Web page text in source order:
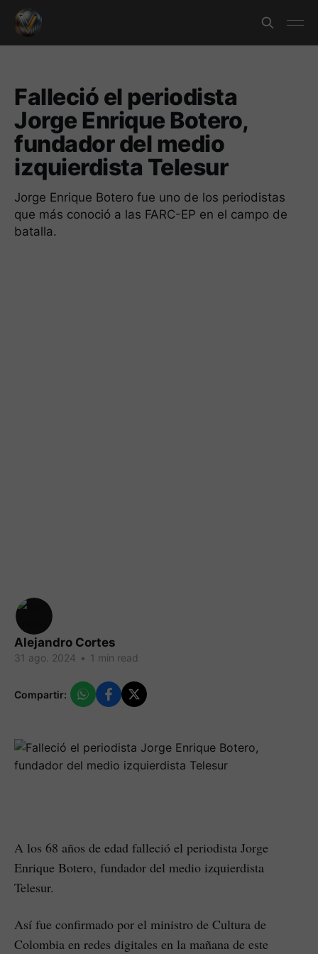
Falleció el periodista
Jorge Enrique Botero,
fundador del medio
izquierdista Telesur
Jorge Enrique Botero fue uno de los periodistas
que más conoció a las FARC-EP en el campo de
batalla.
Alejandro Cortes
31 ago. 2024 • 1 min read
Compartir:
A los 68 años de edad falleció el periodista Jorge
Enrique Botero, fundador del medio izquierdista
Telesur.
Así fue confirmado por el ministro de Cultura de
Colombia en redes digitales en la mañana de este